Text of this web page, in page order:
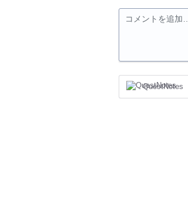
コメントを追加…
QuestNotes